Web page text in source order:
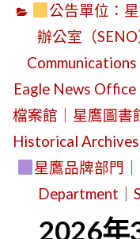
公告單位：
辦公室（
Eagle News Office
檔案館｜星鷹圖書
Historical Archives
星鷹品牌部門
Department｜
2026年